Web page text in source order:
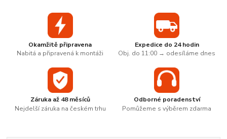
Okamžitě připravena
Nabitá a připravená k montáži
Expedice do 24 hodin
Obj. do 11:00 → odesíláme dnes
Záruka až 48 měsíců
Nejdelší záruka na českém trhu
Odborné poradenství
Pomůžeme s výběrem zdarma